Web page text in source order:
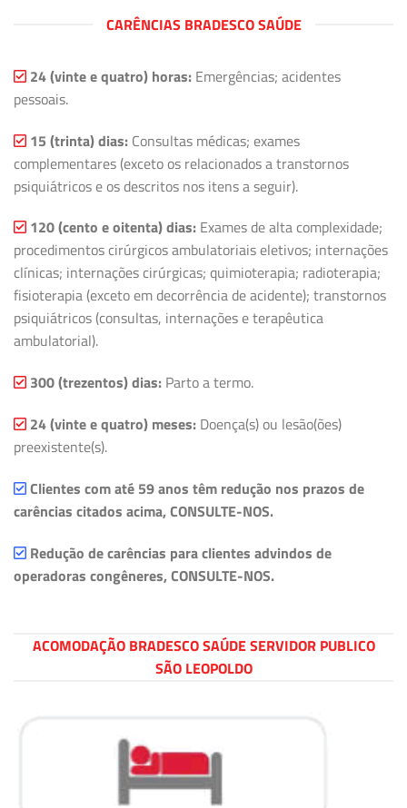
CARÊNCIAS BRADESCO SAÚDE
24 (vinte e quatro) horas: Emergências; acidentes
pessoais.
15 (trinta) dias: Consultas médicas; exames
complementares (exceto os relacionados a transtornos
psiquiátricos e os descritos nos itens a seguir).
120 (cento e oitenta) dias: Exames de alta complexidade;
procedimentos cirúrgicos ambulatoriais eletivos; internações
clínicas; internações cirúrgicas; quimioterapia; radioterapia;
fisioterapia (exceto em decorrência de acidente); transtornos
psiquiátricos (consultas, internações e terapêutica
ambulatorial).
300 (trezentos) dias: Parto a termo.
24 (vinte e quatro) meses: Doença(s) ou lesão(ões)
preexistente(s).
Clientes com até 59 anos têm redução nos prazos de
carências citados acima, CONSULTE-NOS.
Redução de carências para clientes advindos de
operadoras congêneres, CONSULTE-NOS.
ACOMODAÇÃO BRADESCO SAÚDE SERVIDOR PUBLICO
SÃO LEOPOLDO